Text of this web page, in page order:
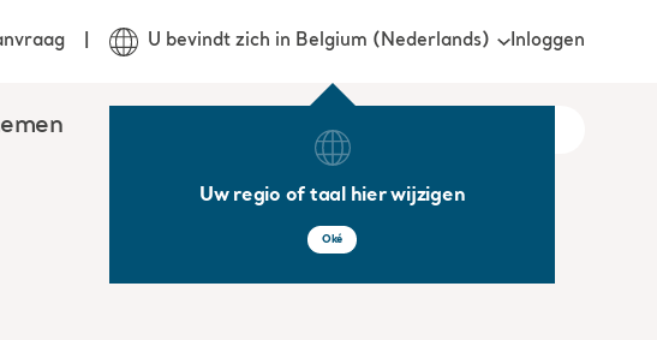
U bevindt zich in Belgium (Nederlands)
Uw regio of taal hier wijzigen
Oké
Inloggen